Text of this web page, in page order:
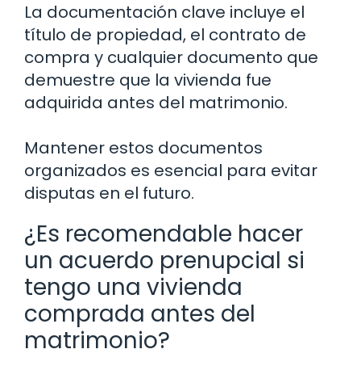
La documentación clave incluye el
título de propiedad, el contrato de
compra y cualquier documento que
demuestre que la vivienda fue
adquirida antes del matrimonio.
Mantener estos documentos
organizados es esencial para evitar
disputas en el futuro.
¿Es recomendable hacer
un acuerdo prenupcial si
tengo una vivienda
comprada antes del
matrimonio?